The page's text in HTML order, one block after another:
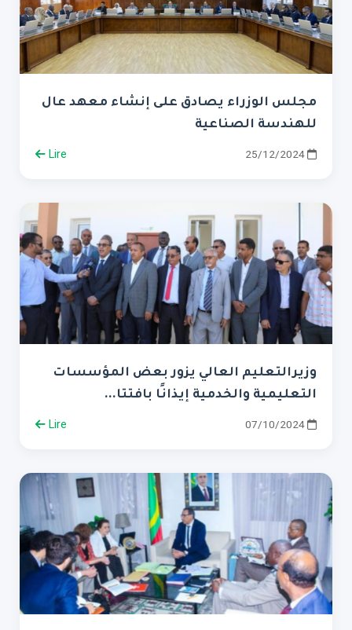
مجلس الوزراء يصادق على إنشاء معهد عال
للهندسة الصناعية
25/12/2024
Lire
وزيرالتعليم العالي يزور بعض المؤسسات
التعليمية والخدمية إيذانًا بافتتا...
07/10/2024
Lire